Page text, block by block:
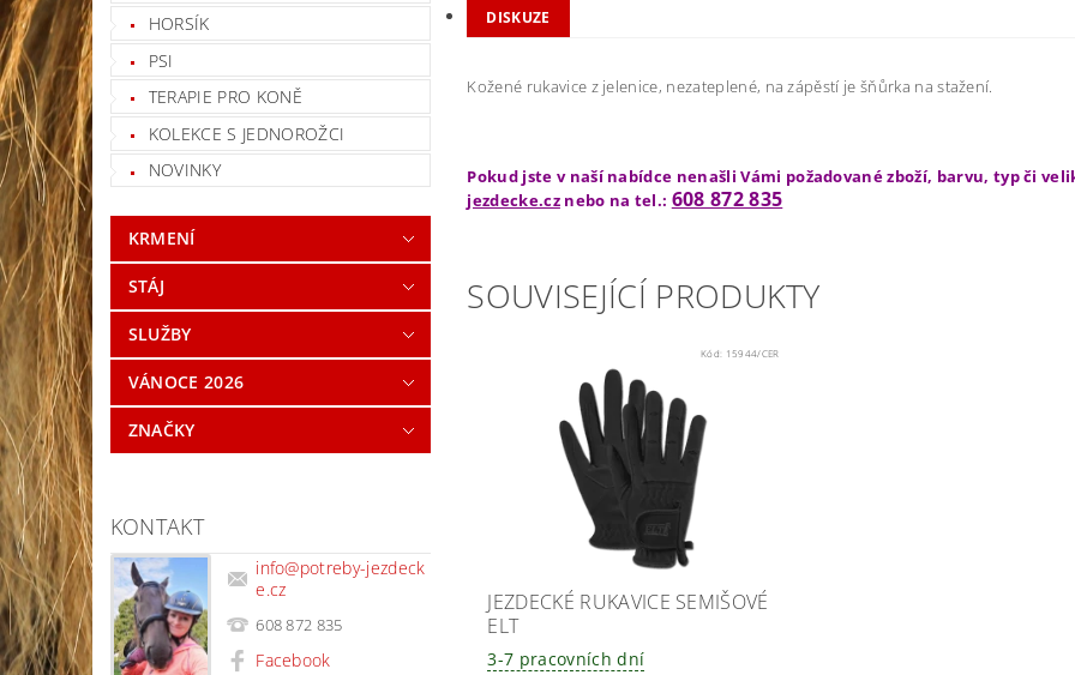
HORSÍK
PSI
TERAPIE PRO KONĚ
KOLEKCE S JEDNOROŽCI
NOVINKY
KRMENÍ
STÁJ
SLUŽBY
VÁNOCE 2026
ZNAČKY
KONTAKT
info@potreby-jezdeck
e.cz
608 872 835
Facebook
DISKUZE
Kožené rukavice z jelenice, nezateplené, na zápěstí je šňůrka na stažení.
Pokud jste v naší nabídce nenašli Vámi požadované zboží, barvu, typ či
jezdecke.cznebo na tel.: 608 872 835
SOUVISEJÍCÍ PRODUKTY
Kód: 15944/CER
JEZDECKÉ RUKAVICE SEMIŠOVÉ
ELT
3-7 pracovních dní